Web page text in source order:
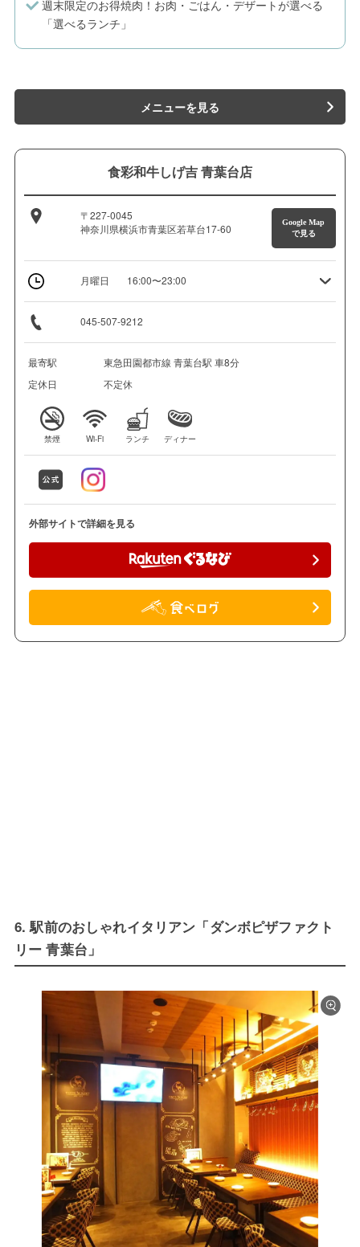
週末限定のお得焼肉！お肉・ごはん・デザートが選べる
「選べるランチ」
メニューを見る
食彩和牛しげ吉 青葉台店
〒227-0045
神奈川県横浜市青葉区若草台17-60
Google Map
で見る
月曜日 16:00〜23:00
045-507-9212
最寄駅
東急田園都市線 青葉台駅 車8分
定休日
不定休
禁煙 Wi-Fi ランチ ディナー
外部サイトで詳細を見る
6. 駅前のおしゃれイタリアン「ダンボピザファクト
リー 青葉台」